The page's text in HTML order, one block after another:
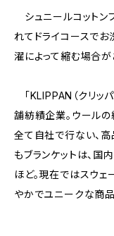
シュニールコットン
れてドライコースで
濯によって縮む場合が
「KLIPPAN（クリッ
舗紡績企業。ウール
全て自社で行ない、
もブランケットは、国
ほど。現在ではスウ
やかでユニークな商